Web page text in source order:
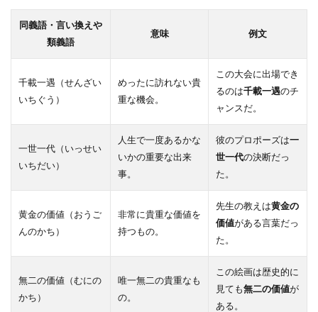
同義語・言い換えや
類義語
意味 例文
千載一遇（せんざい
いちぐう）
めったに訪れない貴
重な機会。
この大会に出場でき
るのは千載一遇のチ
ャンスだ。
一世一代（いっせい
いちだい）
人生で一度あるかな
いかの重要な出来
事。
彼のプロポーズは一
世一代の決断だっ
た。
黄金の価値（おうご
んのかち）
非常に貴重な価値を
持つもの。
先生の教えは黄金の
価値がある言葉だっ
た。
無二の価値（むにの
かち）
唯一無二の貴重なも
の。
この絵画は歴史的に
見ても無二の価値が
ある。